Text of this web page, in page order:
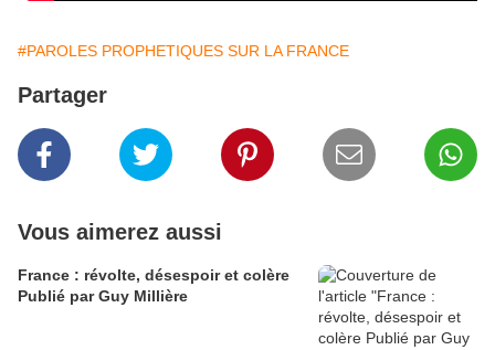
#PAROLES PROPHETIQUES SUR LA FRANCE
Partager
Vous aimerez aussi
France : révolte, désespoir et colère
Publié par Guy Millière